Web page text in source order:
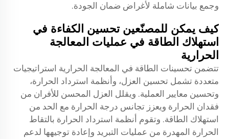
وجمع بيانات شاملة لأغراض ضمان الجودة.
كيف يمكن للمصنّعين تحسين الكفاءة في
استهلاك الطاقة في عمليات المعالجة
الحرارية
تتضمن تحسينات الطاقة في المعالجة الحرارية استراتيجيات
متعددة تشمل تحسين العزل، وأنظمة استرداد الحرارة،
وتحسين معايير العملية. ويقلل العزل المحسن للأفران من
فقدان الحرارة ويعزز تجانس درجة الحرارة مع الحد من
استهلاك الطاقة. وتقوم أنظمة استرداد الحرارة بالتقاط
الحرارة المهدرة من عمليات التبريد وإعادة توجيهها لدعم